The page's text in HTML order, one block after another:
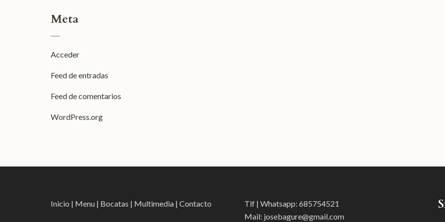
Meta
Acceder
Feed de entradas
Feed de comentarios
WordPress.org
Inicio | Menu | Bocatas | Multimedia | Contacto Tlf | Whatsapp: 685754521
Mail: josebagure@gmail.com